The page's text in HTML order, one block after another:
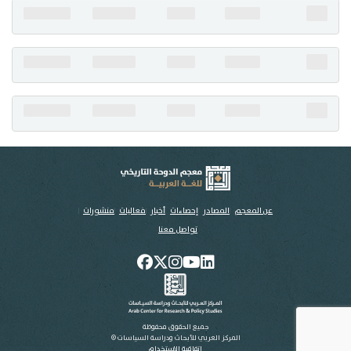
عن المعجم المصادر إحصاءات أخبار فعاليات منشورات
تواصل معنا
جميع الحقوق محفوظة
المركز العربي للأبحاث ودراسة السياسات ©